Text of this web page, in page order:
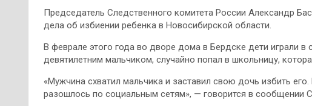
Председатель Следственного комитета России Александр
дела об избиении ребенка в Новосибирской области.
В феврале этого года во дворе дома в Бердске дети играли
девятилетним мальчиком, случайно попал в школьницу,
«Мужчина схватил мальчика и заставил свою дочь избить
разошлось по социальным сетям», — говорится в сообщении